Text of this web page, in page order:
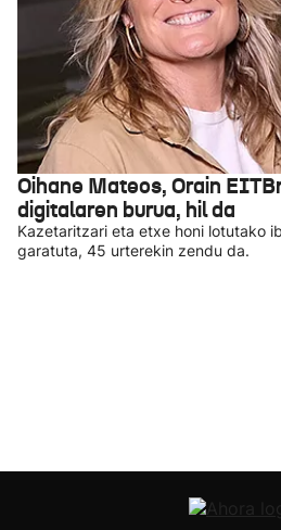
Oihane Mateos, Orain
digitalaren burua, hil da
Kazetaritzari eta etxe honi lotutako
garatuta, 45 urterekin zendu da.